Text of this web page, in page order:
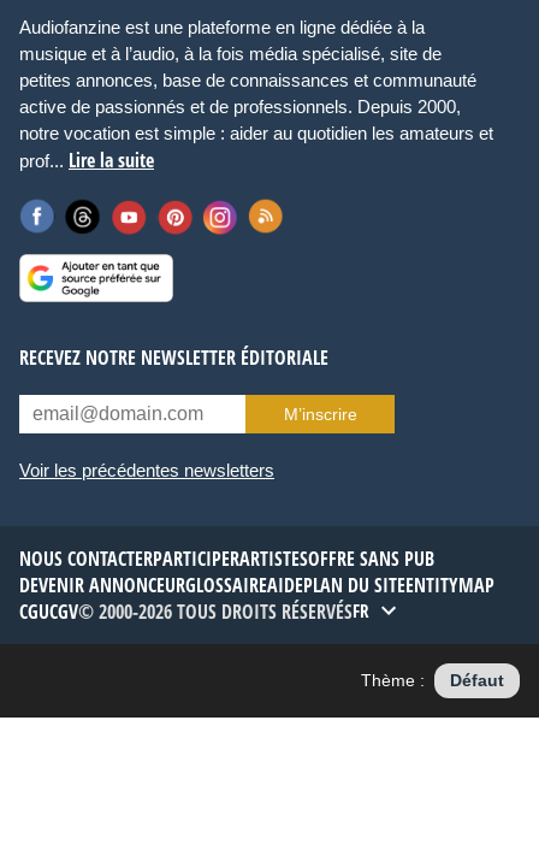
Audiofanzine est une plateforme en ligne dédiée à la
musique et à l’audio, à la fois média spécialisé, site de
petites annonces, base de connaissances et communauté
active de passionnés et de professionnels. Depuis 2000,
notre vocation est simple : aider au quotidien les amateurs et
prof... Lire la suite
RECEVEZ NOTRE NEWSLETTER ÉDITORIALE
M’inscrire
Voir les précédentes newsletters
NOUS CONTACTERPARTICIPERARTISTESOFFRE SANS PUB
DEVENIR ANNONCEURGLOSSAIREAIDEPLAN DU SITEENTITYMAP
CGUCGV© 2000-2026 TOUS DROITS RÉSERVÉSFR
Thème : Défaut